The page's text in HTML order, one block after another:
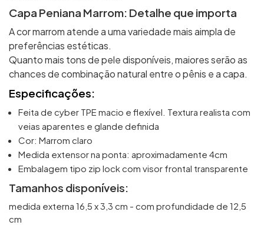
Capa Peniana Marrom: Detalhe que importa
A cor marrom atende a uma variedade mais aimpla de
preferências estéticas.
Quanto mais tons de pele disponíveis, maiores serão as
chances de combinação natural entre o pênis e a capa.
Especificações:
Feita de cyber TPE macio e flexível. Textura realista com
veias aparentes e glande definida
Cor: Marrom claro
Medida extensor na ponta: aproximadamente 4cm
Embalagem tipo zip lock com visor frontal transparente
Tamanhos disponíveis:
medida externa 16,5 x 3,3 cm - com profundidade de 12,5
cm